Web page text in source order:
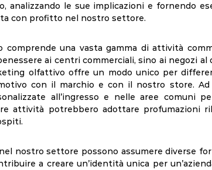
analizzando le sue implicazioni e fornendo
con profitto nel nostro settore.
comprende una vasta gamma di attività
ai centri commerciali, sino ai negozi
olfattivo offre un modo unico per
con il marchio e con il nostro store. Ad
all’ingresso e nelle aree comuni
attività potrebbero adottare profumazioni
nostro settore possono assumere diverse
a creare un’identità unica per